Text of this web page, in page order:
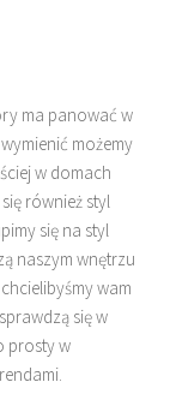
ma panować w
możemy
w domach
również styl
się na styl
naszym wnętrzu
wam
się w
prosty w